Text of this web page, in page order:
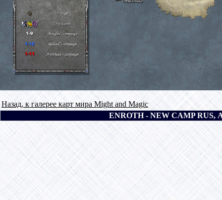
Назад, к галерее карт мира Might and Magic
ENROTH - NEW CAMP